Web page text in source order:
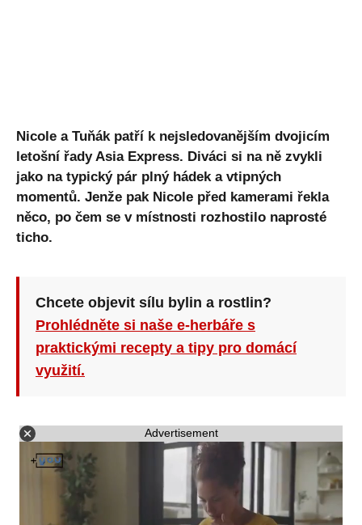
Nicole a Tuňák patří k nejsledovanějším dvojicím
letošní řady Asia Express. Diváci si na ně zvykli
jako na typický pár plný hádek a vtipných
momentů. Jenže pak Nicole před kamerami řekla
něco, po čem se v místnosti rozhostilo naprosté
ticho.
Chcete objevit sílu bylin a rostlin?
Prohlédněte si naše e-herbáře s
praktickými recepty a tipy pro domácí
využití.
Advertisement